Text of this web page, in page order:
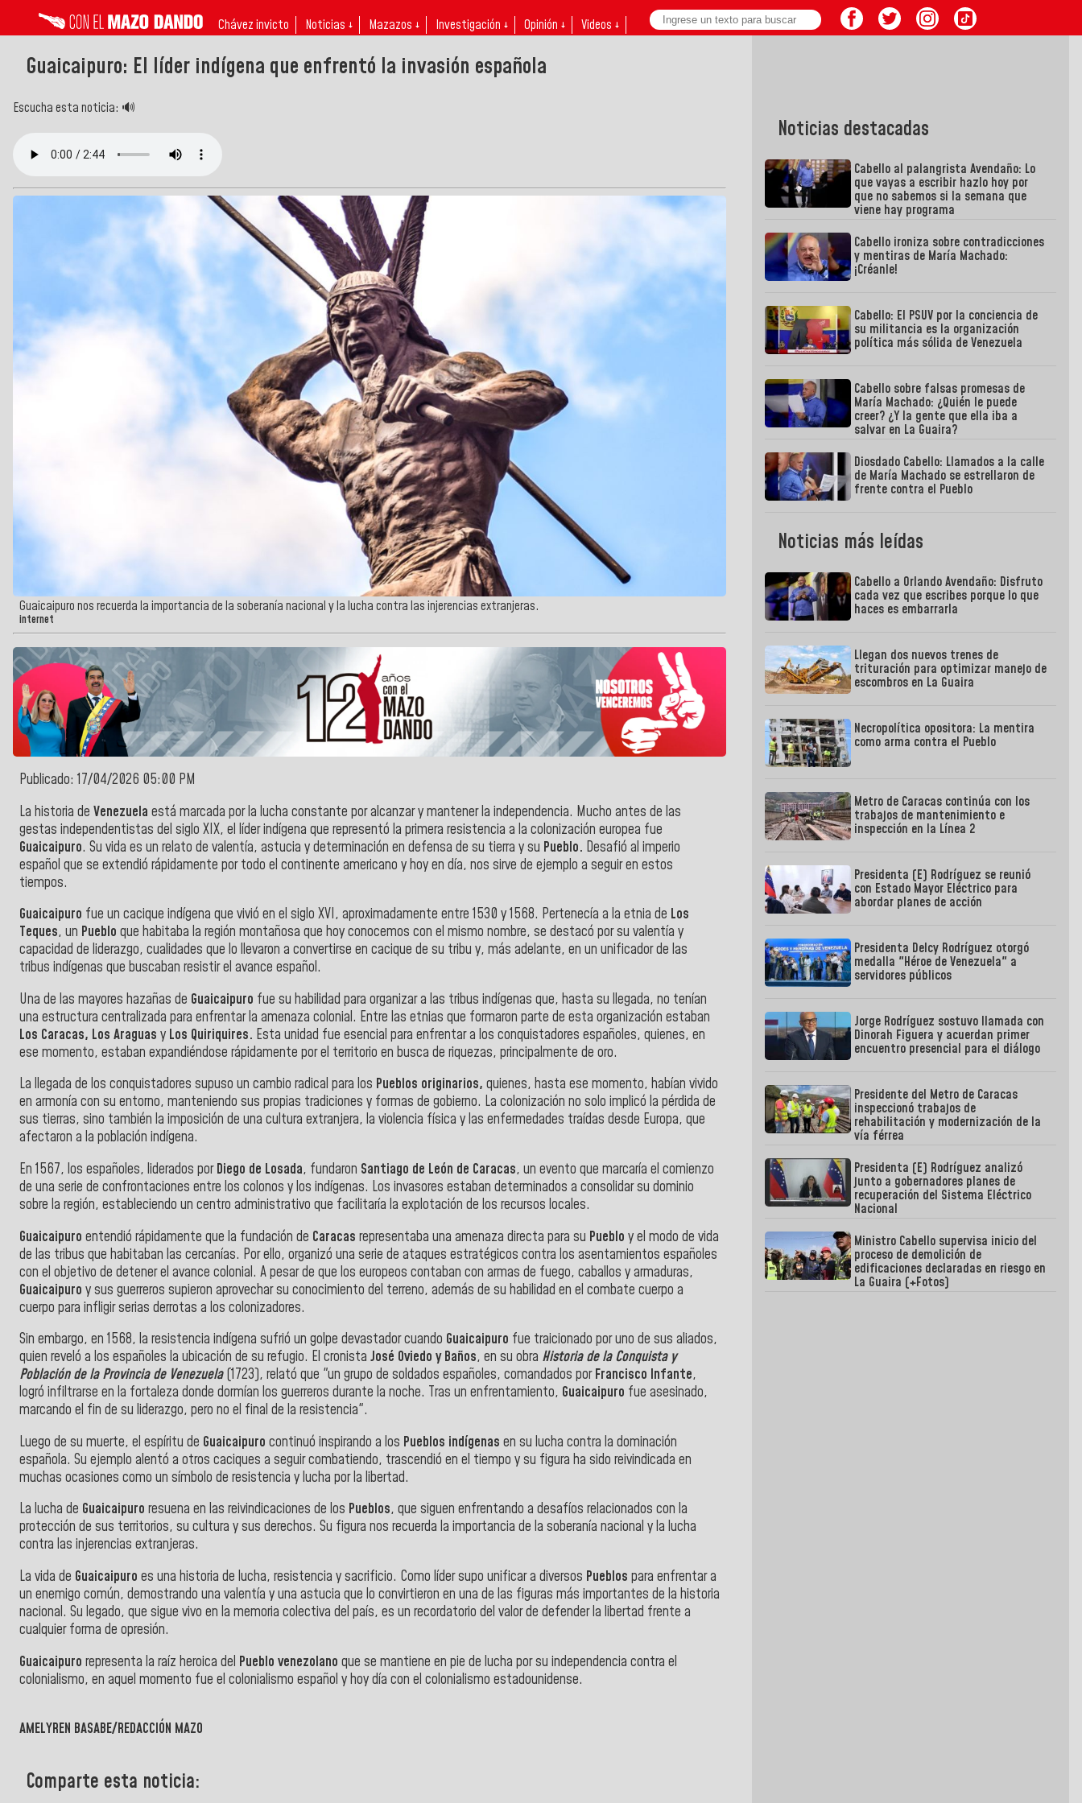
Chávez invicto Noticias ↓ Mazazos ↓ Investigación ↓ Opinión ↓ Videos ↓
Guaicaipuro: El líder indígena que enfrentó la invasión española
Escucha esta noticia: 🔊
Guaicaipuro nos recuerda la importancia de la soberanía nacional y la lucha contra las injerencias extranjeras.
internet
Publicado: 17/04/2026 05:00 PM
La historia de Venezuela está marcada por la lucha constante por alcanzar y mantener la independencia. Mucho antes de las
gestas independentistas del siglo XIX, el líder indígena que representó la primera resistencia a la colonización europea fue
Guaicaipuro. Su vida es un relato de valentía, astucia y determinación en defensa de su tierra y su Pueblo. Desafió al imperio
español que se extendió rápidamente por todo el continente americano y hoy en día, nos sirve de ejemplo a seguir en estos
tiempos.
Guaicaipuro fue un cacique indígena que vivió en el siglo XVI, aproximadamente entre 1530 y 1568. Pertenecía a la etnia de Los
Teques, un Pueblo que habitaba la región montañosa que hoy conocemos con el mismo nombre, se destacó por su valentía y
capacidad de liderazgo, cualidades que lo llevaron a convertirse en cacique de su tribu y, más adelante, en un unificador de las
tribus indígenas que buscaban resistir el avance español.
Una de las mayores hazañas de Guaicaipuro fue su habilidad para organizar a las tribus indígenas que, hasta su llegada, no tenían
una estructura centralizada para enfrentar la amenaza colonial. Entre las etnias que formaron parte de esta organización estaban
Los Caracas, Los Araguas y Los Quiriquires. Esta unidad fue esencial para enfrentar a los conquistadores españoles, quienes, en
ese momento, estaban expandiéndose rápidamente por el territorio en busca de riquezas, principalmente de oro.
La llegada de los conquistadores supuso un cambio radical para los Pueblos originarios, quienes, hasta ese momento, habían vivido
en armonía con su entorno, manteniendo sus propias tradiciones y formas de gobierno. La colonización no solo implicó la pérdida de
sus tierras, sino también la imposición de una cultura extranjera, la violencia física y las enfermedades traídas desde Europa, que
afectaron a la población indígena.
En 1567, los españoles, liderados porDiego de Losada, fundaron Santiago de León de Caracas, un evento que marcaría el comienzo
de una serie de confrontaciones entre los colonos y los indígenas. Los invasores estaban determinados a consolidar su dominio
sobre la región, estableciendo un centro administrativo que facilitaría la explotación de los recursos locales.
Guaicaipuro entendió rápidamente que la fundación de Caracas representaba una amenaza directa para su Pueblo y el modo de vida
de las tribus que habitaban las cercanías. Por ello, organizó una serie de ataques estratégicos contra los asentamientos españoles
con el objetivo de detener el avance colonial. A pesar de que los europeos contaban con armas de fuego, caballos y armaduras,
Guaicaipuro y sus guerreros supieron aprovechar su conocimiento del terreno, además de su habilidad en el combate cuerpo a
cuerpo para infligir serias derrotas a los colonizadores.
Sin embargo, en 1568, la resistencia indígena sufrió un golpe devastador cuando Guaicaipuro fue traicionado por uno de sus aliados,
quien reveló a los españoles la ubicación de su refugio. El cronista José Oviedo y Baños, en su obra Historia de la Conquista y
Población de la Provincia de Venezuela(1723), relató que "un grupo de soldados españoles, comandados porFrancisco Infante,
logró infiltrarse en la fortaleza donde dormían los guerreros durante la noche. Tras un enfrentamiento, Guaicaipuro fue asesinado,
marcando el fin de su liderazgo, pero no el final de la resistencia".
Luego de su muerte, el espíritu de Guaicaipuro continuó inspirando a los Pueblos indígenas en su lucha contra la dominación
española. Su ejemplo alentó a otros caciques a seguir combatiendo, trascendió en el tiempo y su figura ha sido reivindicada en
muchas ocasiones como un símbolo de resistencia y lucha por la libertad.
La lucha de Guaicaipuro resuena en las reivindicaciones de los Pueblos, que siguen enfrentando a desafíos relacionados con la
protección de sus territorios, su cultura y sus derechos. Su figura nos recuerda la importancia de la soberanía nacional y la lucha
contra las injerencias extranjeras.
La vida de Guaicaipuro es una historia de lucha, resistencia y sacrificio. Como líder supo unificar a diversos Pueblos para enfrentar a
un enemigo común, demostrando una valentía y una astucia que lo convirtieron en una de las figuras más importantes de la historia
nacional. Su legado, que sigue vivo en la memoria colectiva del país, es un recordatorio del valor de defender la libertad frente a
cualquier forma de opresión.
Guaicaipuro representa la raíz heroica del Pueblo venezolano que se mantiene en pie de lucha por su independencia contra el
colonialismo, en aquel momento fue el colonialismo español y hoy día con el colonialismo estadounidense.
AMELYREN BASABE/REDACCIÓN MAZO
Comparte esta noticia:
Noticias destacadas
Cabello al palangrista Avendaño: Lo
que vayas a escribir hazlo hoy por
que no sabemos si la semana que
viene hay programa
Cabello ironiza sobre contradicciones
y mentiras de María Machado:
¡Créanle!
Cabello: El PSUV por la conciencia de
su militancia es la organización
política más sólida de Venezuela
Cabello sobre falsas promesas de
María Machado: ¿Quién le puede
creer? ¿Y la gente que ella iba a
salvar en La Guaira?
Diosdado Cabello: Llamados a la calle
de María Machado se estrellaron de
frente contra el Pueblo
Noticias más leídas
Cabello a Orlando Avendaño: Disfruto
cada vez que escribes porque lo que
haces es embarrarla
Llegan dos nuevos trenes de
trituración para optimizar manejo de
escombros en La Guaira
Necropolítica opositora: La mentira
como arma contra el Pueblo
Metro de Caracas continúa con los
trabajos de mantenimiento e
inspección en la Línea 2
Presidenta (E) Rodríguez se reunió
con Estado Mayor Eléctrico para
abordar planes de acción
Presidenta Delcy Rodríguez otorgó
medalla "Héroe de Venezuela" a
servidores públicos
Jorge Rodríguez sostuvo llamada con
Dinorah Figuera y acuerdan primer
encuentro presencial para el diálogo
Presidente del Metro de Caracas
inspeccionó trabajos de
rehabilitación y modernización de la
vía férrea
Presidenta (E) Rodríguez analizó
junto a gobernadores planes de
recuperación del Sistema Eléctrico
Nacional
Ministro Cabello supervisa inicio del
proceso de demolición de
edificaciones declaradas en riesgo en
La Guaira (+Fotos)